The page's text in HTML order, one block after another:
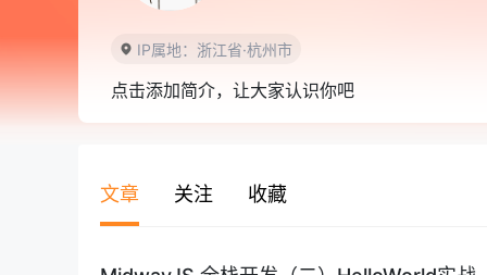
IP属地：浙江省·杭州市
点击添加简介，让大家认识你吧
文章 关注 收藏